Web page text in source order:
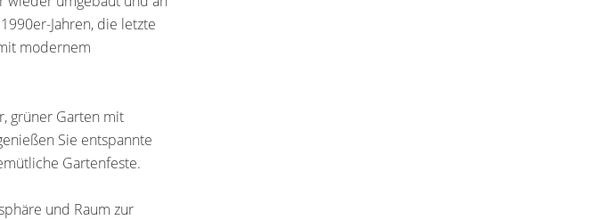
Jahren, die letzte
modernem
grüner Garten mit
Sie entspannte
Gartenfeste.
und Raum zur